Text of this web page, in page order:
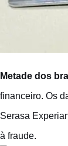
Metade dos
financeiro. Os
Serasa
à fraude.